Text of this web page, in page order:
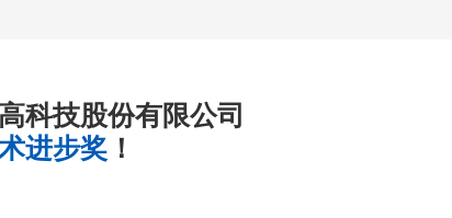
科技股份有限公司
进步奖 ！